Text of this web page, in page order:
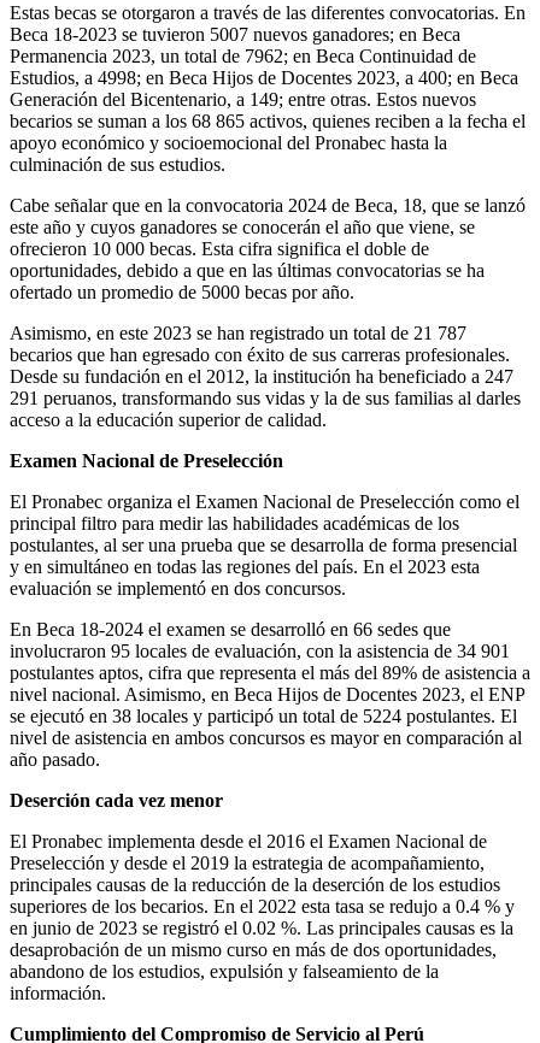
Estas becas se otorgaron a través de las diferentes convocatorias. En
Beca 18-2023 se tuvieron 5007 nuevos ganadores; en Beca
Permanencia 2023, un total de 7962; en Beca Continuidad de
Estudios, a 4998; en Beca Hijos de Docentes 2023, a 400; en Beca
Generación del Bicentenario, a 149; entre otras. Estos nuevos
becarios se suman a los 68 865 activos, quienes reciben a la fecha el
apoyo económico y socioemocional del Pronabec hasta la
culminación de sus estudios.
Cabe señalar que en la convocatoria 2024 de Beca, 18, que se lanzó
este año y cuyos ganadores se conocerán el año que viene, se
ofrecieron 10 000 becas. Esta cifra significa el doble de
oportunidades, debido a que en las últimas convocatorias se ha
ofertado un promedio de 5000 becas por año.
Asimismo, en este 2023 se han registrado un total de 21 787
becarios que han egresado con éxito de sus carreras profesionales.
Desde su fundación en el 2012, la institución ha beneficiado a 247
291 peruanos, transformando sus vidas y la de sus familias al darles
acceso a la educación superior de calidad.
Examen Nacional de Preselección
El Pronabec organiza el Examen Nacional de Preselección como el
principal filtro para medir las habilidades académicas de los
postulantes, al ser una prueba que se desarrolla de forma presencial
y en simultáneo en todas las regiones del país. En el 2023 esta
evaluación se implementó en dos concursos.
En Beca 18-2024 el examen se desarrolló en 66 sedes que
involucraron 95 locales de evaluación, con la asistencia de 34 901
postulantes aptos, cifra que representa el más del 89% de asistencia a
nivel nacional. Asimismo, en Beca Hijos de Docentes 2023, el ENP
se ejecutó en 38 locales y participó un total de 5224 postulantes. El
nivel de asistencia en ambos concursos es mayor en comparación al
año pasado.
Deserción cada vez menor
El Pronabec implementa desde el 2016 el Examen Nacional de
Preselección y desde el 2019 la estrategia de acompañamiento,
principales causas de la reducción de la deserción de los estudios
superiores de los becarios. En el 2022 esta tasa se redujo a 0.4 % y
en junio de 2023 se registró el 0.02 %. Las principales causas es la
desaprobación de un mismo curso en más de dos oportunidades,
abandono de los estudios, expulsión y falseamiento de la
información.
Cumplimiento del Compromiso de Servicio al Perú